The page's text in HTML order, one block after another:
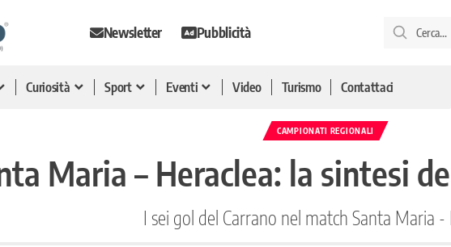
Newsletter Pubblicità
Curiosità Sport Eventi Video Turismo Contattaci
CAMPIONATI REGIONALI
Maria – Heraclea: la sintesi
I sei gol del Carrano nel match Santa Maria -